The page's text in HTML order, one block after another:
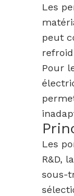
Les
peut
Pour
Les
R&D,
sous-